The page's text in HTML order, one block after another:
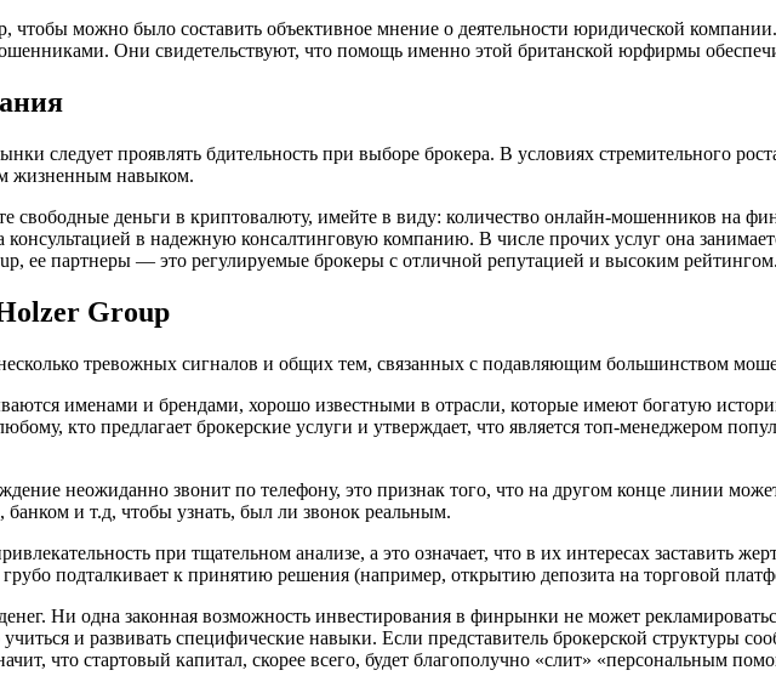
чтобы можно было составить объективное мнение о деятельности юридической
Они свидетельствуют, что помощь именно этой британской юрфирмы
следует проявлять бдительность при выборе брокера. В условиях стремительного
жизненным навыком.
свободные деньги в криптовалюту, имейте в виду: количество онлайн-мошенников на
консультацией в надежную консалтинговую компанию. В числе прочих услуг она
ее партнеры — это регулируемые брокеры с отличной репутацией и высоким рейтингом.
Group
тревожных сигналов и общих тем, связанных с подавляющим большинством
именами и брендами, хорошо известными в отрасли, которые имеют богатую
кто предлагает брокерские услуги и утверждает, что является топ-менеджером
неожиданно звонит по телефону, это признак того, что на другом конце линии
и т.д, чтобы узнать, был ли звонок реальным.
при тщательном анализе, а это означает, что в их интересах заставить
подталкивает к принятию решения (например, открытию депозита на торговой
Ни одна законная возможность инвестирования в финрынки не может
и развивать специфические навыки. Если представитель брокерской структуры
что стартовый капитал, скорее всего, будет благополучно «слит» «персональным